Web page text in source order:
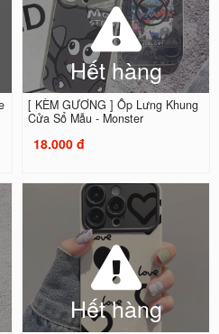
Hết hàng
[ KÈM GƯƠNG ] Ốp Lưng Khung
Cửa Sổ Mẫu - Monster
18.000 đ
Hết hàng